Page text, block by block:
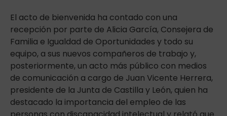
El acto de bienvenida ha contado con una
recepción por parte de Alicia García, Consejera de
Familia e Igualdad de Oportunidades y todo su
equipo, a sus nuevos compañeros de trabajo y,
posteriormente, un acto más público con medios
de comunicación a cargo de Juan Vicente Herrera,
presidente de la Junta de Castilla y León, quien ha
destacado la importancia del empleo de las